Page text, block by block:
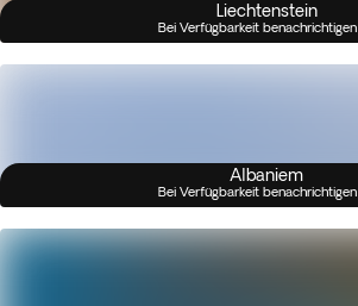
Liechtenstein
Bei Verfügbarkeit benachrichtigen
Albaniem
Bei Verfügbarkeit benachrichtigen